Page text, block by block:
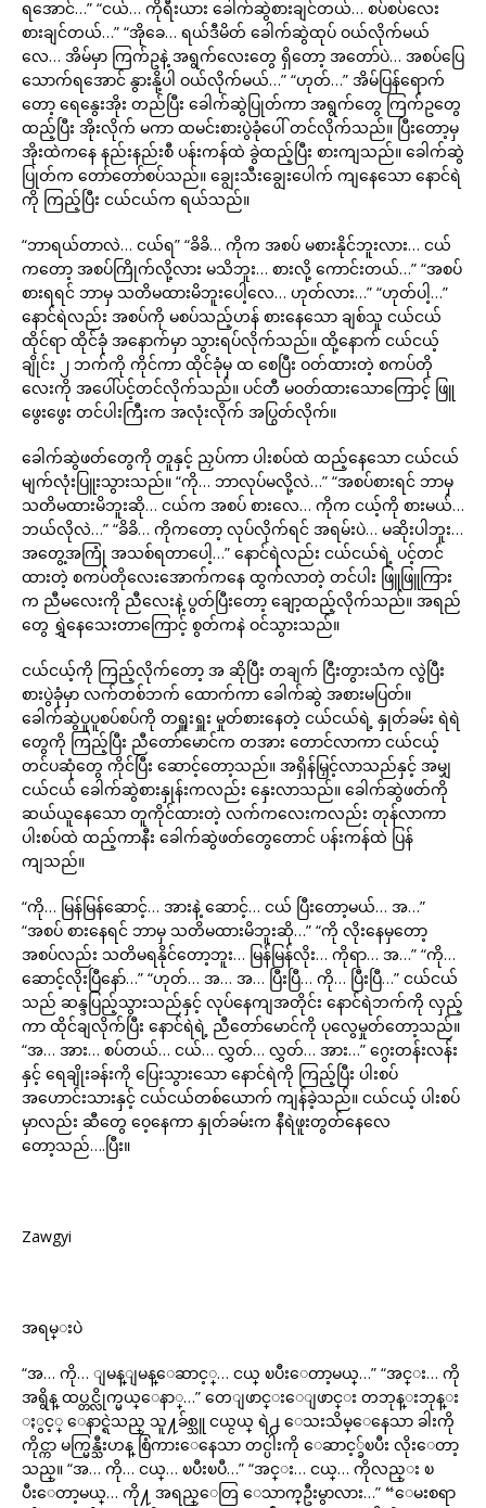
ရအောင်…” “ငယ်… ကိုရီးယား ခေါက်ဆွဲစားချင်တယ်… စပ်စပ်လေး
စားချင်တယ်…” “အိုခေ… ရယ်ဒီမိတ် ခေါက်ဆွဲထုပ် ဝယ်လိုက်မယ်
လေ… အိမ်မှာ ကြက်ဥနဲ့ အရွက်လေးတွေ ရှိတော့ အတော်ပဲ… အစပ်ပြေ
သောက်ရအောင် နွားနို့ပါ ဝယ်လိုက်မယ်…” “ဟုတ်…” အိမ်ပြန်ရောက်
တော့ ရေနွေးအိုး တည်ပြီး ခေါက်ဆွဲပြုတ်ကာ အရွက်တွေ ကြက်ဥတွေ
ထည့်ပြီး အိုးလိုက် မကာ ထမင်းစားပွဲခုံပေါ် တင်လိုက်သည်။ ပြီးတော့မှ
အိုးထဲကနေ နည်းနည်းစီ ပန်းကန်ထဲ ခွဲထည့်ပြီး စားကျသည်။ ခေါက်ဆွဲ
ပြုတ်က တော်တော်စပ်သည်။ ချွေးသီးချွေးပေါက် ကျနေသော နောင်ရဲ
ကို ကြည့်ပြီး ငယ်ငယ်က ရယ်သည်။
“ဘာရယ်တာလဲ… ငယ်ရ” “ခိခိ… ကိုက အစပ် မစားနိုင်ဘူးလား… ငယ်
ကတော့ အစပ်ကြိုက်လို့လား မသိဘူး… စားလို့ ကောင်းတယ်…” “အစပ်
စားရရင် ဘာမှ သတိမထားမိဘူးပေါ့လေ… ဟုတ်လား…” “ဟုတ်ပါ့…”
နောင်ရဲလည်း အစပ်ကို မစပ်သည့်ဟန် စားနေသော ချစ်သူ ငယ်ငယ်
ထိုင်ရာ ထိုင်ခုံ အနောက်မှာ သွားရပ်လိုက်သည်။ ထို့နောက် ငယ်ငယ့်
ချိုင်း ၂ ဘက်ကို ကိုင်ကာ ထိုင်ခုံမှ ထ စေပြီး ဝတ်ထားတဲ့ စကပ်တို
လေးကို အပေါ်ပင့်တင်လိုက်သည်။ ပင်တီ မဝတ်ထားသောကြောင့် ဖြူ
ဖွေးဖွေး တင်ပါးကြီးက အလုံးလိုက် အပြွတ်လိုက်။
ခေါက်ဆွဲဖတ်တွေကို တူနှင့် ညှပ်ကာ ပါးစပ်ထဲ ထည့်နေသော ငယ်ငယ်
မျက်လုံးပြူးသွားသည်။ “ကို… ဘာလုပ်မလို့လဲ…” “အစပ်စားရင် ဘာမှ
သတိမထားမိဘူးဆို… ငယ်က အစပ် စားလေ… ကိုက ငယ့်ကို စားမယ်…
ဘယ်လိုလဲ…” “ခိခိ… ကိုကတော့ လုပ်လိုက်ရင် အရမ်းပဲ… မဆိုးပါဘူး…
အတွေ့အကြုံ အသစ်ရတာပေါ့…” နောင်ရဲလည်း ငယ်ငယ်ရဲ့ ပင့်တင်
ထားတဲ့ စကပ်တိုလေးအောက်ကနေ ထွက်လာတဲ့ တင်ပါး ဖြူဖြူကြား
က ညီမလေးကို ညီလေးနဲ့ ပွတ်ပြီးတော့ ချော့ထည့်လိုက်သည်။ အရည်
တွေ ရွှဲနေသေးတာကြောင့် စွတ်ကနဲ ဝင်သွားသည်။
ငယ်ငယ့်ကို ကြည့်လိုက်တော့ အ ဆိုပြီး တချက် ငြီးတွားသံက လွဲပြီး
စားပွဲခုံမှာ လက်တစ်ဘက် ထောက်ကာ ခေါက်ဆွဲ အစားမပြတ်။
ခေါက်ဆွဲပူပူစပ်စပ်ကို တရှူးရှူး မှုတ်စားနေတဲ့ ငယ်ငယ်ရဲ့ နှုတ်ခမ်း ရဲရဲ
တွေကို ကြည့်ပြီး ညီတော်မောင်က တအား တောင်လာကာ ငယ်ငယ့်
တင်ပဆုံတွေ ကိုင်ပြီး ဆောင့်တော့သည်။ အရှိန်မြှင့်လာသည်နှင့် အမျှ
ငယ်ငယ် ခေါက်ဆွဲစားနှုန်းကလည်း နှေးလာသည်။ ခေါက်ဆွဲဖတ်ကို
ဆယ်ယူနေသော တူကိုင်ထားတဲ့ လက်ကလေးကလည်း တုန်လာကာ
ပါးစပ်ထဲ ထည့်ကာနီး ခေါက်ဆွဲဖတ်တွေတောင် ပန်းကန်ထဲ ပြန်
ကျသည်။
“ကို… မြန်မြန်ဆောင့်… အားနဲ့ ဆောင့်… ငယ် ပြီးတော့မယ်… အ…”
“အစပ် စားနေရင် ဘာမှ သတိမထားမိဘူးဆို…” “ကို လိုးနေမှတော့
အစပ်လည်း သတိမရနိုင်တော့ဘူး… မြန်မြန်လိုး… ကိုရာ… အ…” “ကို…
ဆောင့်လိုးပြီနော်…” “ဟုတ်… အ… အ… ပြီးပြီ… ကို… ပြီးပြီ…” ငယ်ငယ်
သည် ဆန္ဒပြည့်သွားသည်နှင့် လုပ်နေကျအတိုင်း နောင်ရဲဘက်ကို လှည့်
ကာ ထိုင်ချလိုက်ပြီး နောင်ရဲရဲ့ ညီတော်မောင်ကို ပုလွေမှုတ်တော့သည်။
“အ… အား… စပ်တယ်… ငယ်… လွှတ်… လွှတ်… အား…” ဂွေးတန်းလန်း
နှင့် ရေချိုးခန်းကို ပြေးသွားသော နောင်ရဲကို ကြည့်ပြီး ပါးစပ်
အဟောင်းသားနှင့် ငယ်ငယ်တစ်ယောက် ကျန်ခဲ့သည်။ ငယ်ငယ့် ပါးစပ်
မှာလည်း ဆီတွေ ဝေ့နေကာ နှုတ်ခမ်းက နီရဲဖူးတွတ်နေလေ
တော့သည်….ပြီး။
Zawgyi
အရမ္းပဲ
“အ… ကို… ျမန္ျမန္ေဆာင့္… ငယ္ ၿပီးေတာ့မယ္…” “အင္း… ကို
အရွိန္ ထပ္တင္လိုက္မယ္ေနာ္…” တေျဖာင္းေျဖာင္း တဘုန္းဘုန္း
ႏွင့္ ေနာင္ရဲသည္ သူ႔ခ်စ္သူ ငယ္ငယ္ ရဲ႕ ေသးသိမ္ေနေသာ ခါးကို
ကိုင္ကာ မက္မြန္သီးဟန္ စြံကားေနေသာ တင္ပါးကို ေဆာင့္ခ်ၿပီး လိုးေတာ့
သည္။ “အ… ကို… ငယ္… ၿပီးၿပီ…” “အင္း… ငယ္… ကိုလည္း ၿ
ပီးေတာ့မယ္… ကို႔ အရည္ေတြ ေသာက္ဦးမွာလား…” “ေမးစရာ